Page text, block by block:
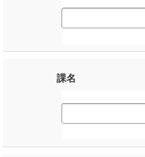
課名